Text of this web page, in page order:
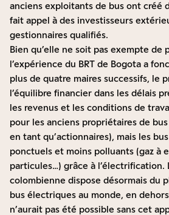
anciens exploitants de bus ont créé
fait appel à des investisseurs
gestionnaires qualifiés.
Bien qu’elle ne soit pas exempte de
l’expérience du BRT de Bogota a
plus de quatre maires successifs, le
l’équilibre financier dans les délais
les revenus et les conditions de
pour les anciens propriétaires de
en tant qu’actionnaires), mais les
ponctuels et moins polluants (gaz à
particules…) grâce à l’électrification.
colombienne dispose désormais du
bus électriques au monde, en
n’aurait pas été possible sans cet